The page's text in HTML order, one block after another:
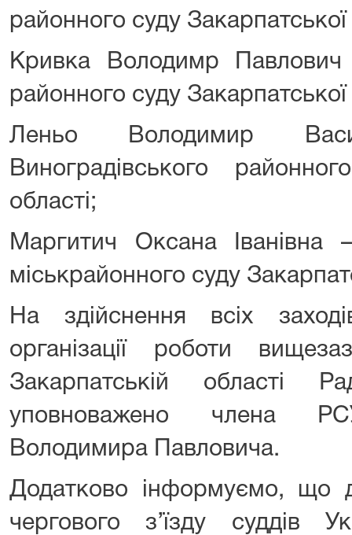
районного суду Закарпатської
Кривка Володимр Павлович
районного суду Закарпатської
Леньо Володимир
Виноградівського
області;
Маргитич Оксана Іванівна
міськрайонного суду
На здійснення всіх
організації роботи
Закарпатській області
уповноважено члена
Володимира Павловича.
Додатково інформуємо, що
чергового з’їзду суддів